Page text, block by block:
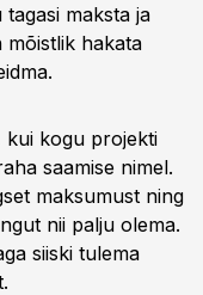
maksta ja
mõistlik hakata
kui kogu projekti
saamise nimel.
maksumust ning
nii palju olema.
siiski tulema